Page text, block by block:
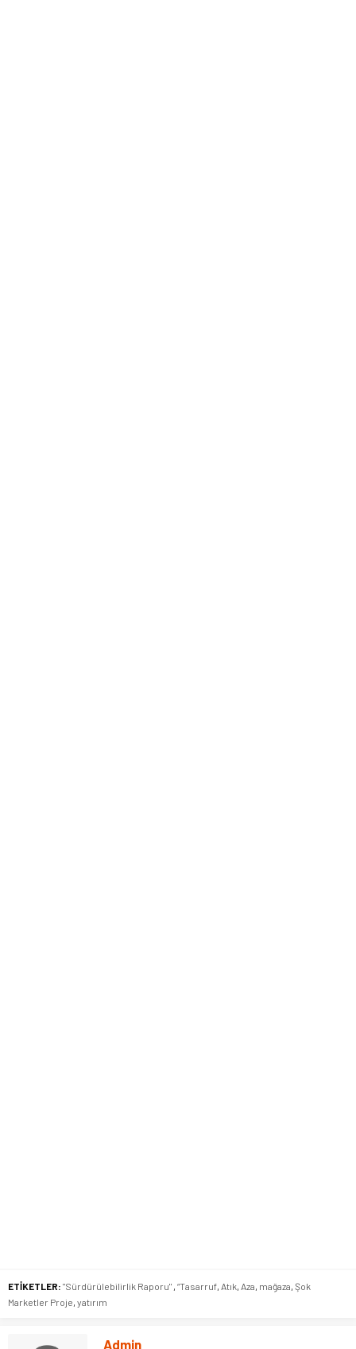
ETİKETLER: "Sürdürülebilirlik Raporu" “Tasarruf Atık Aza mağaza Şok
Marketler Proje yatırım
Admin